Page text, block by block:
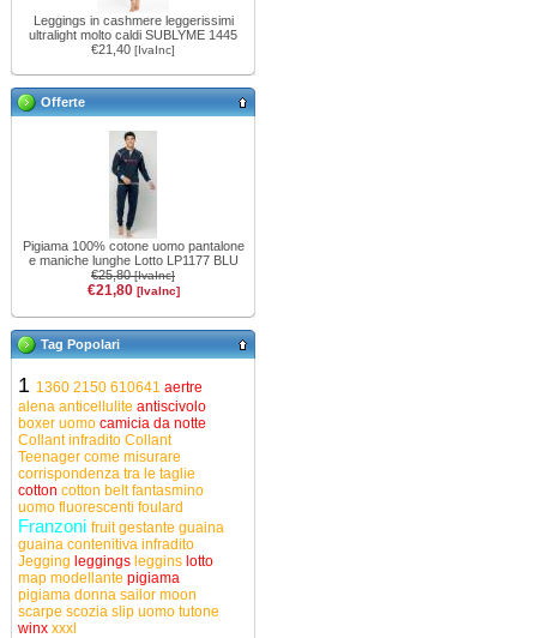
Leggings in cashmere leggerissimi
ultralight molto caldi SUBLYME 1445
€21,40 [IvaInc]
Offerte
Pigiama 100% cotone uomo pantalone
e maniche lunghe Lotto LP1177 BLU
€25,80[IvaInc]
€21,80 [IvaInc]
Tag Popolari
1 1360 2150 610641 aertre
alena anticellulite antiscivolo
boxer uomo camicia da notte
Collant infradito Collant
Teenager come misurare
corrispondenza tra le taglie
cotton cotton beltfantasmino
uomo fluorescenti foulard
Franzoni fruitgestante guaina
guaina contenitiva infradito
Jegging leggings leggins lotto
map modellante pigiama
pigiama donna sailor moon
scarpe scozia slip uomo tutone
winx xxxl